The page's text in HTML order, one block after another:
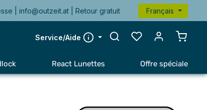
|info@outzeit.at | Retour gratuit Français
Service/Aide
Le
React Lunettes Offre spéciale